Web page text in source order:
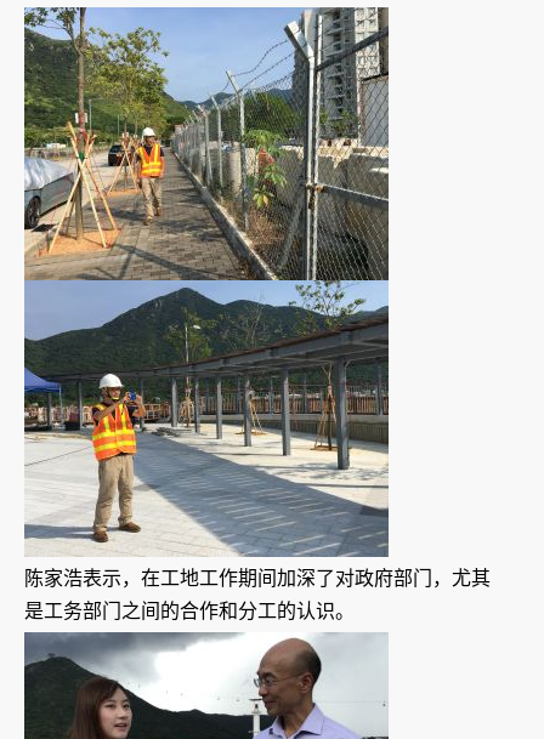
陈家浩表示，在工地工作期间加深了对政府部门，尤其
是工务部门之间的合作和分工的认识。